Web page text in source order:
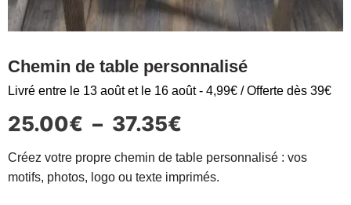
Chemin de table personnalisé
Livré entre le 13 août et le 16 août - 4,99€ / Offerte dès 39€
25.00€ – 37.35€
Créez votre propre chemin de table personnalisé : vos
motifs, photos, logo ou texte imprimés.